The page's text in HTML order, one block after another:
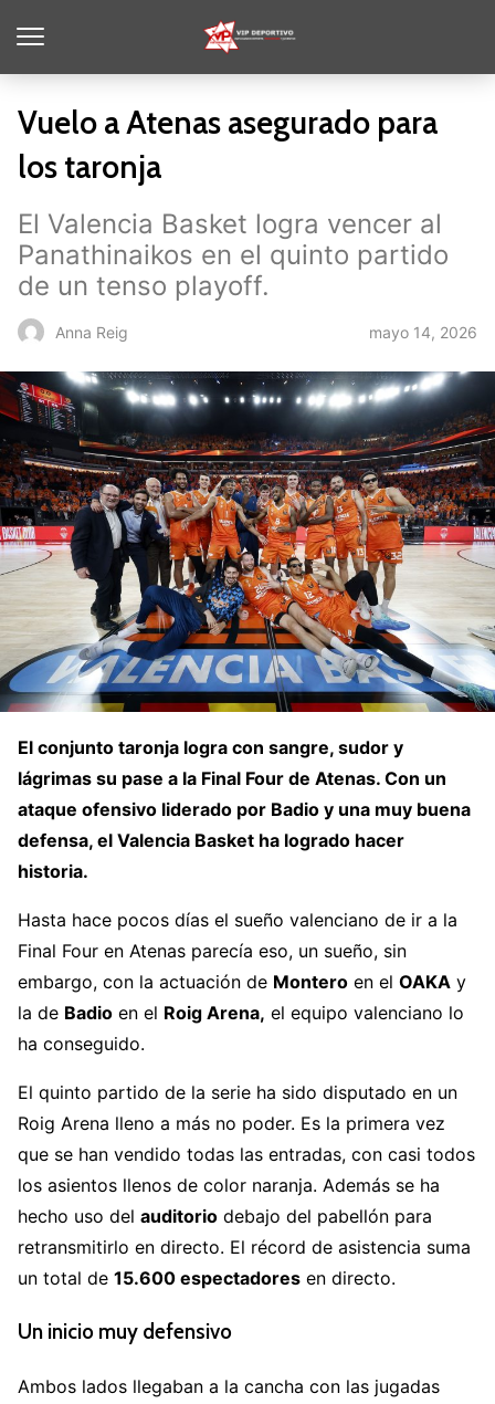
Vuelo a Atenas asegurado para
los taronja
El Valencia Basket logra vencer al
Panathinaikos en el quinto partido
de un tenso playoff.
Anna Reig mayo 14, 2026
El conjunto taronja logra con sangre, sudor y
lágrimas su pase a la Final Four de Atenas. Con un
ataque ofensivo liderado por Badio y una muy buena
defensa, el Valencia Basket ha logrado hacer
historia.
Hasta hace pocos días el sueño valenciano de ir a la
Final Four en Atenas parecía eso, un sueño, sin
embargo, con la actuación de Montero en el OAKA y
la de Badio en el Roig Arena, el equipo valenciano lo
ha conseguido.
El quinto partido de la serie ha sido disputado en un
Roig Arena lleno a más no poder. Es la primera vez
que se han vendido todas las entradas, con casi todos
los asientos llenos de color naranja. Además se ha
hecho uso del auditorio debajo del pabellón para
retransmitirlo en directo. El récord de asistencia suma
un total de 15.600 espectadores en directo.
Un inicio muy defensivo
Ambos lados llegaban a la cancha con las jugadas